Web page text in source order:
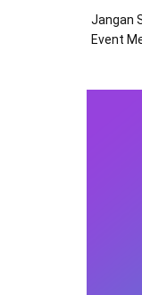
Jangan
Event